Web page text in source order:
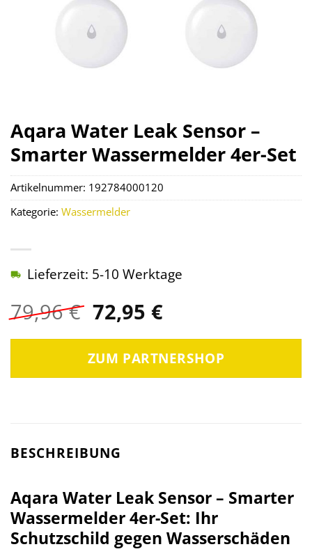
Aqara Water Leak Sensor –
Smarter Wassermelder 4er-Set
79,96€ Ursprünglicher
Preis
war:
79,96 €
72,95 €Aktueller
ist:
72,95 €.
Lieferzeit: 5-10 Werktage
ZUM PARTNERSHOP
Artikelnummer: 192784000120
Kategorie: Wassermelder
BESCHREIBUNG
Aqara Water Leak Sensor – Smarter
Wassermelder 4er-Set: Ihr
Schutzschild gegen Wasserschäden